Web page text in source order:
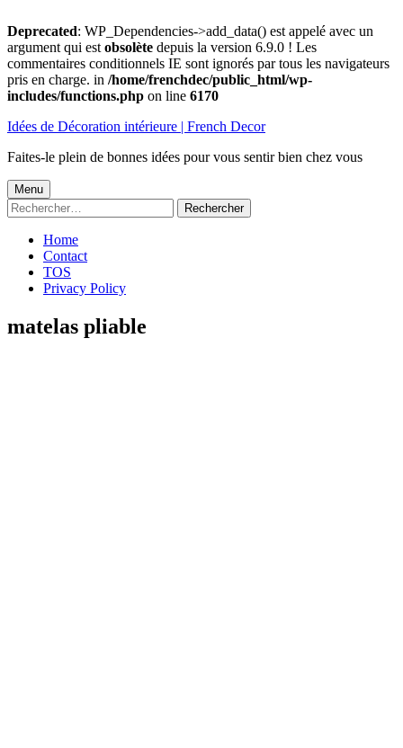
Deprecated: WP_Dependencies->add_data() est appelé avec un
argument qui est obsolète depuis la version 6.9.0 ! Les
commentaires conditionnels IE sont ignorés par tous les navigateurs
pris en charge. in /home/frenchdec/public_html/wp-
includes/functions.php on line 6170
au
Idées de Décoration intérieure | French Decor
Faites-le plein de bonnes idées pour vous sentir bien chez vous
Menu
principal
Menu
Rechercher :
Home
Contact
TOS
Privacy Policy
matelas pliable